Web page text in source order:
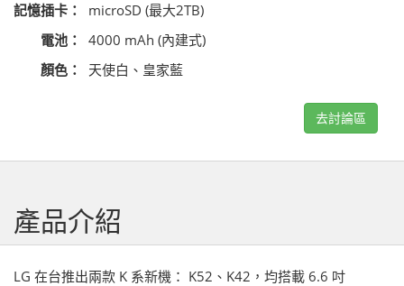
記憶插卡：
microSD (最大2TB)
電池：
4000 mAh (內建式)
顏色：
天使白、皇家藍
去討論區
產品介紹
LG 在台推出兩款 K 系新機： K52、K42，均搭載 6.6 吋